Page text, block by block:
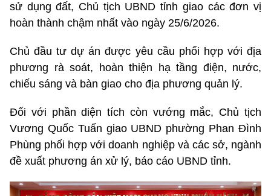
sử dụng đất, Chủ tịch UBND tỉnh giao các đơn vị
hoàn thành chậm nhất vào ngày 25/6/2026.
Chủ đầu tư dự án được yêu cầu phối hợp với địa
phương rà soát, hoàn thiện hạ tầng điện, nước,
chiếu sáng và bàn giao cho địa phương quản lý.
Đối với phần diện tích còn vướng mắc, Chủ tịch
Vương Quốc Tuấn giao UBND phường Phan Đình
Phùng phối hợp với doanh nghiệp và các sở, ngành
đề xuất phương án xử lý, báo cáo UBND tỉnh.